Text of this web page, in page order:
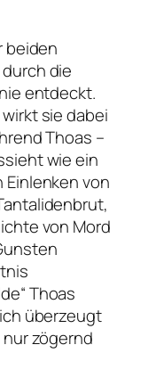
beiden
die
entdeckt.
sie dabei
Thoas –
wie ein
von
von Mord
Thoas
überzeugt
zögernd